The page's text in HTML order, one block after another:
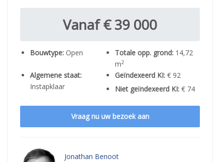
Vanaf € 39 000
Bouwtype: Open Totale opp. grond: 14,72
m2
Algemene staat:
Instapklaar
Geïndexeerd KI: € 92
Niet geïndexeerd KI: € 74
Vraag nu uw bezoek aan
Jonathan Benoot